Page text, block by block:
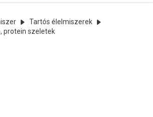
Tartós élelmiszerek
protein szeletek